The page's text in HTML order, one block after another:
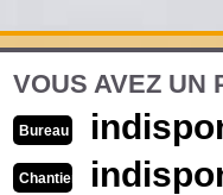
VOUS AVEZ UN
Bureau
Chantier